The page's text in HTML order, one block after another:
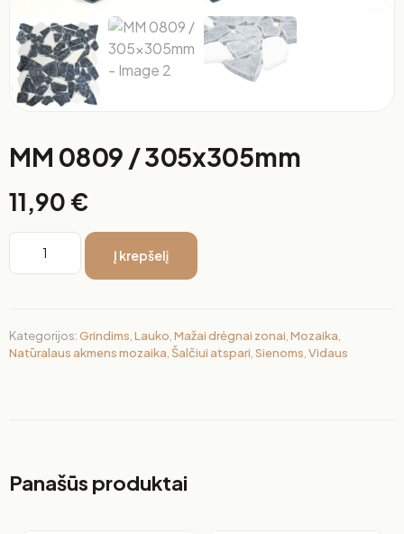
MM 0809 / 305x305mm
11,90 €
Į krepšelį
Kategorijos:Grindims Lauko Mažai drėgnai zonai Mozaika
Natūralaus akmens mozaika Šalčiui atspari Sienoms Vidaus
Panašūs produktai